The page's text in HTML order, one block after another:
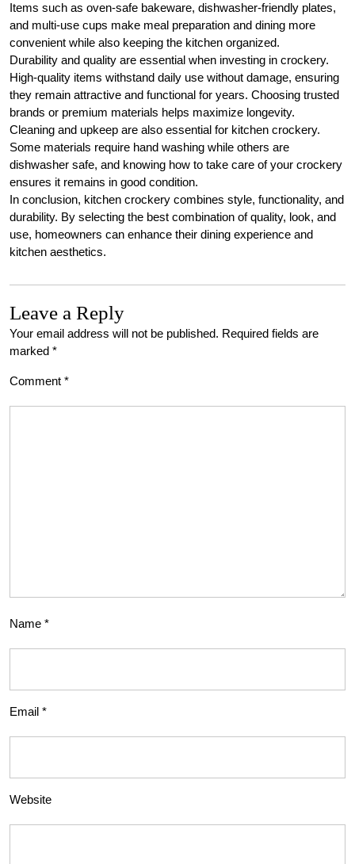
Items such as oven-safe bakeware, dishwasher-friendly plates,
and multi-use cups make meal preparation and dining more
convenient while also keeping the kitchen organized.
Durability and quality are essential when investing in crockery.
High-quality items withstand daily use without damage, ensuring
they remain attractive and functional for years. Choosing trusted
brands or premium materials helps maximize longevity.
Cleaning and upkeep are also essential for kitchen crockery.
Some materials require hand washing while others are
dishwasher safe, and knowing how to take care of your crockery
ensures it remains in good condition.
In conclusion, kitchen crockery combines style, functionality, and
durability. By selecting the best combination of quality, look, and
use, homeowners can enhance their dining experience and
kitchen aesthetics.
Leave a Reply
Your email address will not be published. Required fields are
marked *
Comment *
Name *
Email *
Website